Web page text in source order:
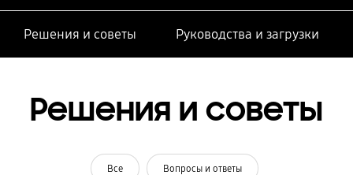
Решения и советы Руководства и загрузки
Решения и советы
Все Вопросы и ответы